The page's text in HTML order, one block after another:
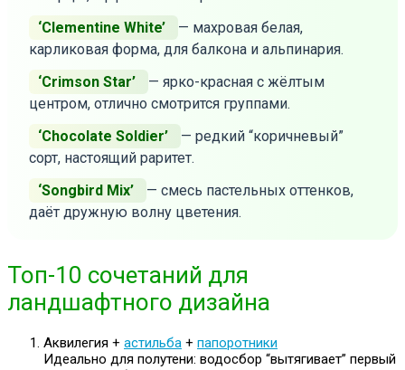
‘Clementine White’
— махровая белая,
карликовая форма, для балкона и альпинария.
‘Crimson Star’
— ярко-красная с жёлтым
центром, отлично смотрится группами.
‘Chocolate Soldier’
— редкий “коричневый”
сорт, настоящий раритет.
‘Songbird Mix’
— смесь пастельных оттенков,
даёт дружную волну цветения.
Топ-10 сочетаний для
ландшафтного дизайна
Аквилегия + астильба + папоротники
Идеально для полутени: водосбор “вытягивает” первый